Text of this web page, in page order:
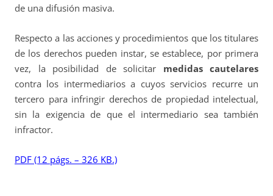
de una difusión masiva.
Respecto a las acciones y procedimientos que los titulares
de los derechos pueden instar, se establece, por primera
vez, la posibilidad de solicitar medidas cautelares
contra los intermediarios a cuyos servicios recurre un
tercero para infringir derechos de propiedad intelectual,
sin la exigencia de que el intermediario sea también
infractor.
PDF (12 págs. – 326 KB.)